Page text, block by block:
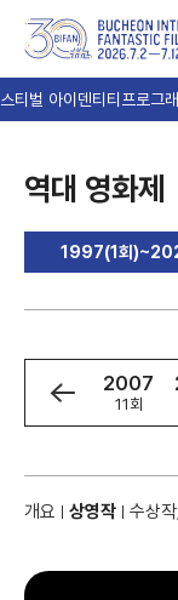
티벌 아이덴티티 프로그
역대 영화제
1997(1회
2008
12회
2007
11회
개요 상영작 수상